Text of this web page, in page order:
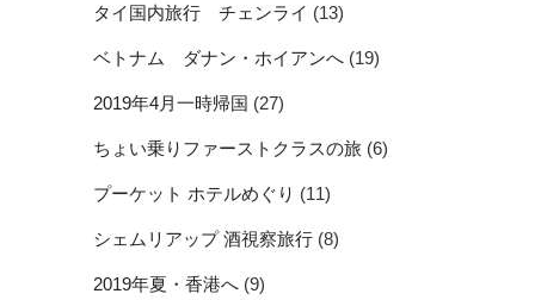
タイ国内旅行 チェンライ (13)
ベトナム ダナン・ホイアンへ (19)
2019年4月一時帰国 (27)
ちょい乗りファーストクラスの旅 (6)
プーケット ホテルめぐり (11)
シェムリアップ 酒視察旅行 (8)
2019年夏・香港へ (9)